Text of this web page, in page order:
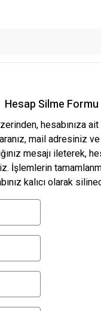
Hesap Silme Formu
hesabınıza ait
mail adresiniz
mesajı ileterek,
İşlemlerin
kalıcı olarak